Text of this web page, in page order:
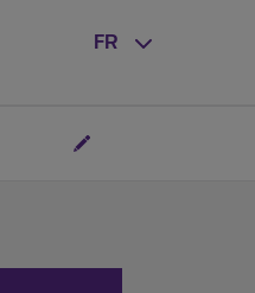
FR